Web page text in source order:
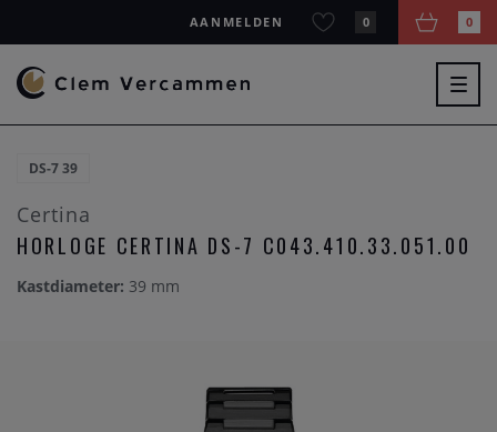
AANMELDEN 0 0
DS-7 39
Certina
HORLOGE CERTINA DS-7 C043.410.33.051.00
Kastdiameter: 39 mm